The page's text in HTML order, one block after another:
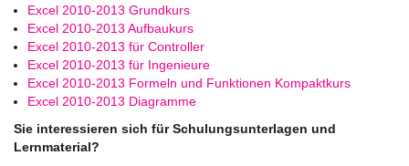
Excel 2010-2013 Grundkurs
Excel 2010-2013 Aufbaukurs
Excel 2010-2013 für Controller
Excel 2010-2013 für Ingenieure
Excel 2010-2013 Formeln und Funktionen Kompaktkurs
Excel 2010-2013 Diagramme
Sie interessieren sich für Schulungsunterlagen und
Lernmaterial?